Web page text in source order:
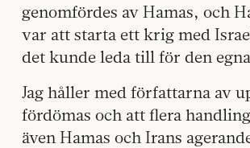
genomfördes av Hamas, och
var att starta ett krig med
det kunde leda till för den
Jag håller med författarna av
fördömas och att flera
även Hamas och Irans